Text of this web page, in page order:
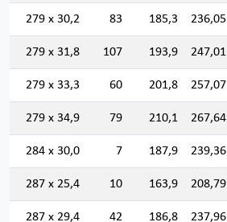
279 x 30,2 83 185,3 236,05
279 x 31,8 107 193,9 247,01
279 x 33,3 60 201,8 257,07
279 x 34,9 79 210,1 267,64
284 x 30,0 7 187,9 239,36
287 x 25,4 10 163,9 208,79
287 x 29,4 42 186,8 237,96